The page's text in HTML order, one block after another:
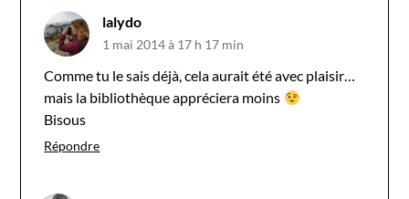
lalydo
1 mai 2014 à 17 h 17 min
Comme tu le sais déjà, cela aurait été avec plaisir…
mais la bibliothèque appréciera moins
Bisous
Répondre